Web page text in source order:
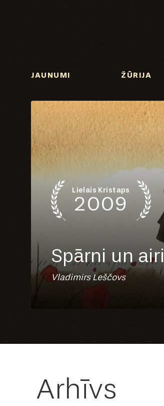
JAUNUMI ŽŪRIJA
Lielais Kristaps
2009
Spārni un airi
Vladimirs Leščovs
Arhīvs